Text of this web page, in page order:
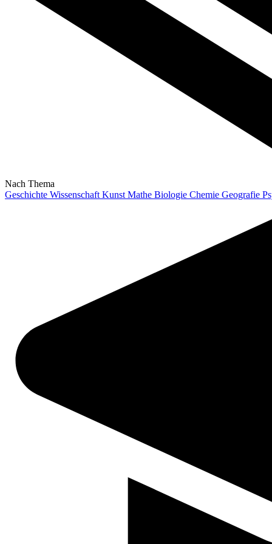
Nach Thema
Geschichte Wissenschaft Kunst Mathe Biologie Chemie Geografie